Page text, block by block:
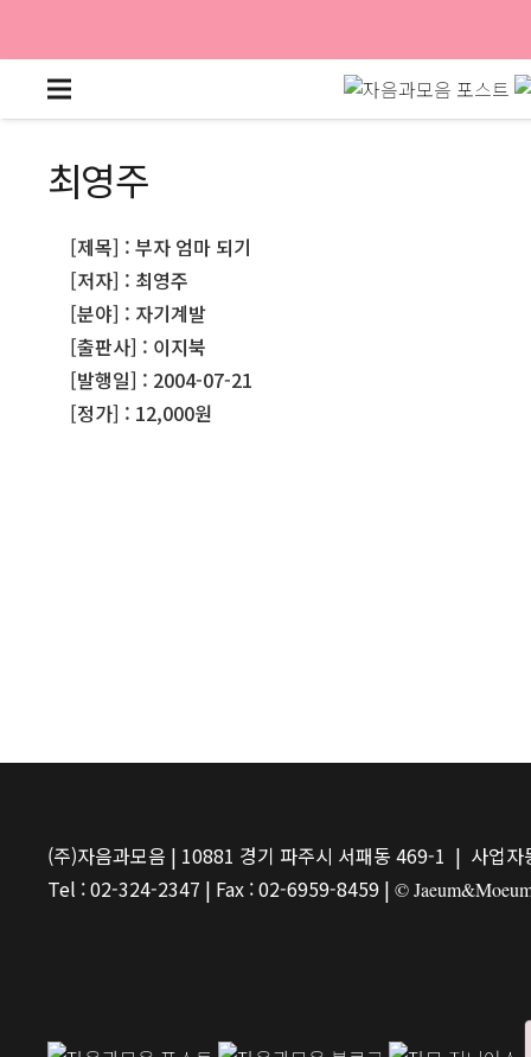
최영주
[제목] : 부자 엄마 되기
[저자] : 최영주
[분야] : 자기계발
[출판사] : 이지북
[발행일] : 2004-07-21
[정가] : 12,000원
(주)자음과모음 | 10881 경기 파주시 서패동 469-1 | 사업
Tel : 02-324-2347 | Fax : 02-6959-8459 | ©